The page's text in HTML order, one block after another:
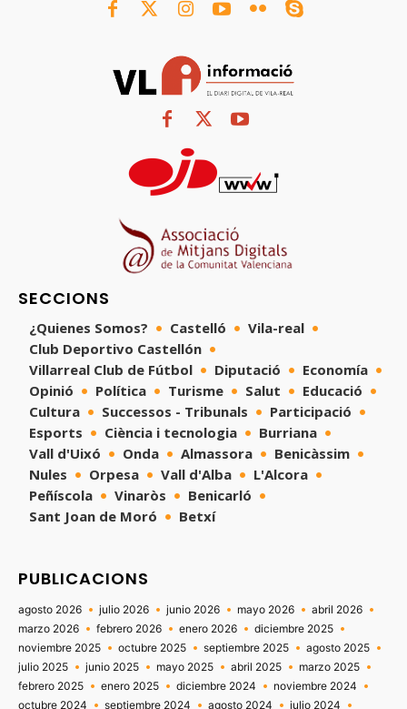
SECCIONS
¿Quienes Somos? Castelló
Vila-real
Club Deportivo Castellón
Villarreal Club de Fútbol
Diputació
Economía
Opinió
Política Turisme Salut
Educació
Cultura
Successos - Tribunals
Participació
Esports
Ciència i tecnologia
Burriana
Vall d'Uixó
Onda Almassora
Benicàssim
Nules
Orpesa Vall d'Alba
L'Alcora
Peñíscola
Vinaròs
Benicarló
Sant Joan de Moró
Betxí
PUBLICACIONS
agosto 2026 julio 2026 junio 2026 mayo 2026
abril 2026
marzo 2026
febrero 2026 enero 2026
diciembre 2025
noviembre 2025
octubre 2025 septiembre 2025
agosto 2025
julio 2025
junio 2025 mayo 2025 abril 2025
marzo 2025
febrero 2025
enero 2025 diciembre 2024
noviembre 2024
octubre 2024
septiembre 2024 agosto 2024
julio 2024